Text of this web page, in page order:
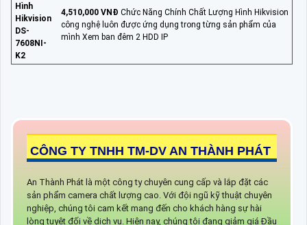
Hình
Hikvision
DS-
7608NI-
K2
4,510,000 VNĐ Chức Năng Chính Chất Lượng Hình Hikvision
công nghệ luôn được ứng dụng trong từng sản phẩm của
mình Xem ban đêm 2 HDD IP
CÔNG TY TNHH TM-DV AN THÀNH PHÁT
An Thành Phát là một công ty chuyên cung cấp và lắp đặt các
sản phẩm camera chất lượng cao. Với đội ngũ kỹ thuật chuyên
nghiệp, chúng tôi cam kết mang đến cho khách hàng sự hài
lòng tuyệt đối về dịch vụ. Hiện nay, chúng tôi đang giảm giá Đầu